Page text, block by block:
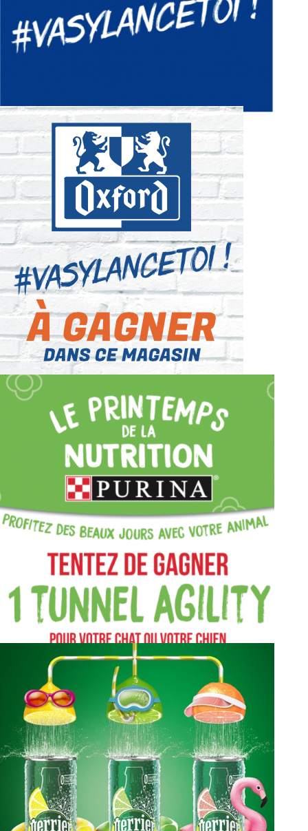
OXFORD ANIMATIONS
PHOTOCALL POUR LA RENTRÉE
OXFORD ANIMATIONS 2019
ANIMATIONS MAGASIN POUR LA RENTRÉE
PURINA
LE PRINTEMPS DE LA NUTRITION!